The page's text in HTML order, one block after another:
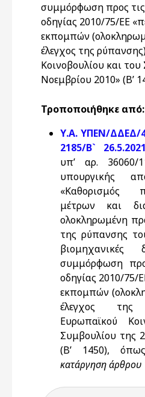
συμμόρφωση προς τις
οδηγίας 2010/75/ΕΕ
εκπομπών
έλεγχος της
Κοινοβουλίου και
Νοεμβρίου 2010» (Β’
Τροποποιήθηκε από:
Υ.Α. ΥΠΕΝ/ΔΔΕΔ/
2185/Β`
υπ’ αρ. 36060/
υπουργικής
«Καθορισμός
μέτρων και
ολοκληρωμένη
της ρύπανσης
βιομηχανικές
συμμόρφωση
οδηγίας 2010/75/
εκπομπών
έλεγχος της
Ευρωπαϊκού
Συμβουλίου της
(Β’ 1450),
κατάργηση άρθρου